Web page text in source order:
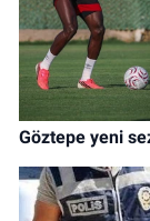
Göztepe yeni